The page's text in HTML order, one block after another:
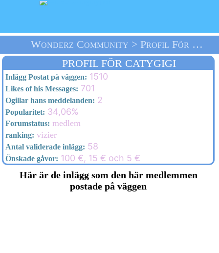
Wonderz Community > Profil För Catygigi > Välkommen
PROFIL FÖR CATYGIGI
Inlägg Postat på väggen: 1510
Likes of his Messages: 701
Ogillar hans meddelanden: 2
Popularitet: 34,06%
Forumstatus: medlem
ranking: vizier
Antal validerade inlägg: 58
Önskade gåvor: 100 €, 15 € och 5 €
Här är de inlägg som den här medlemmen
postade på väggen